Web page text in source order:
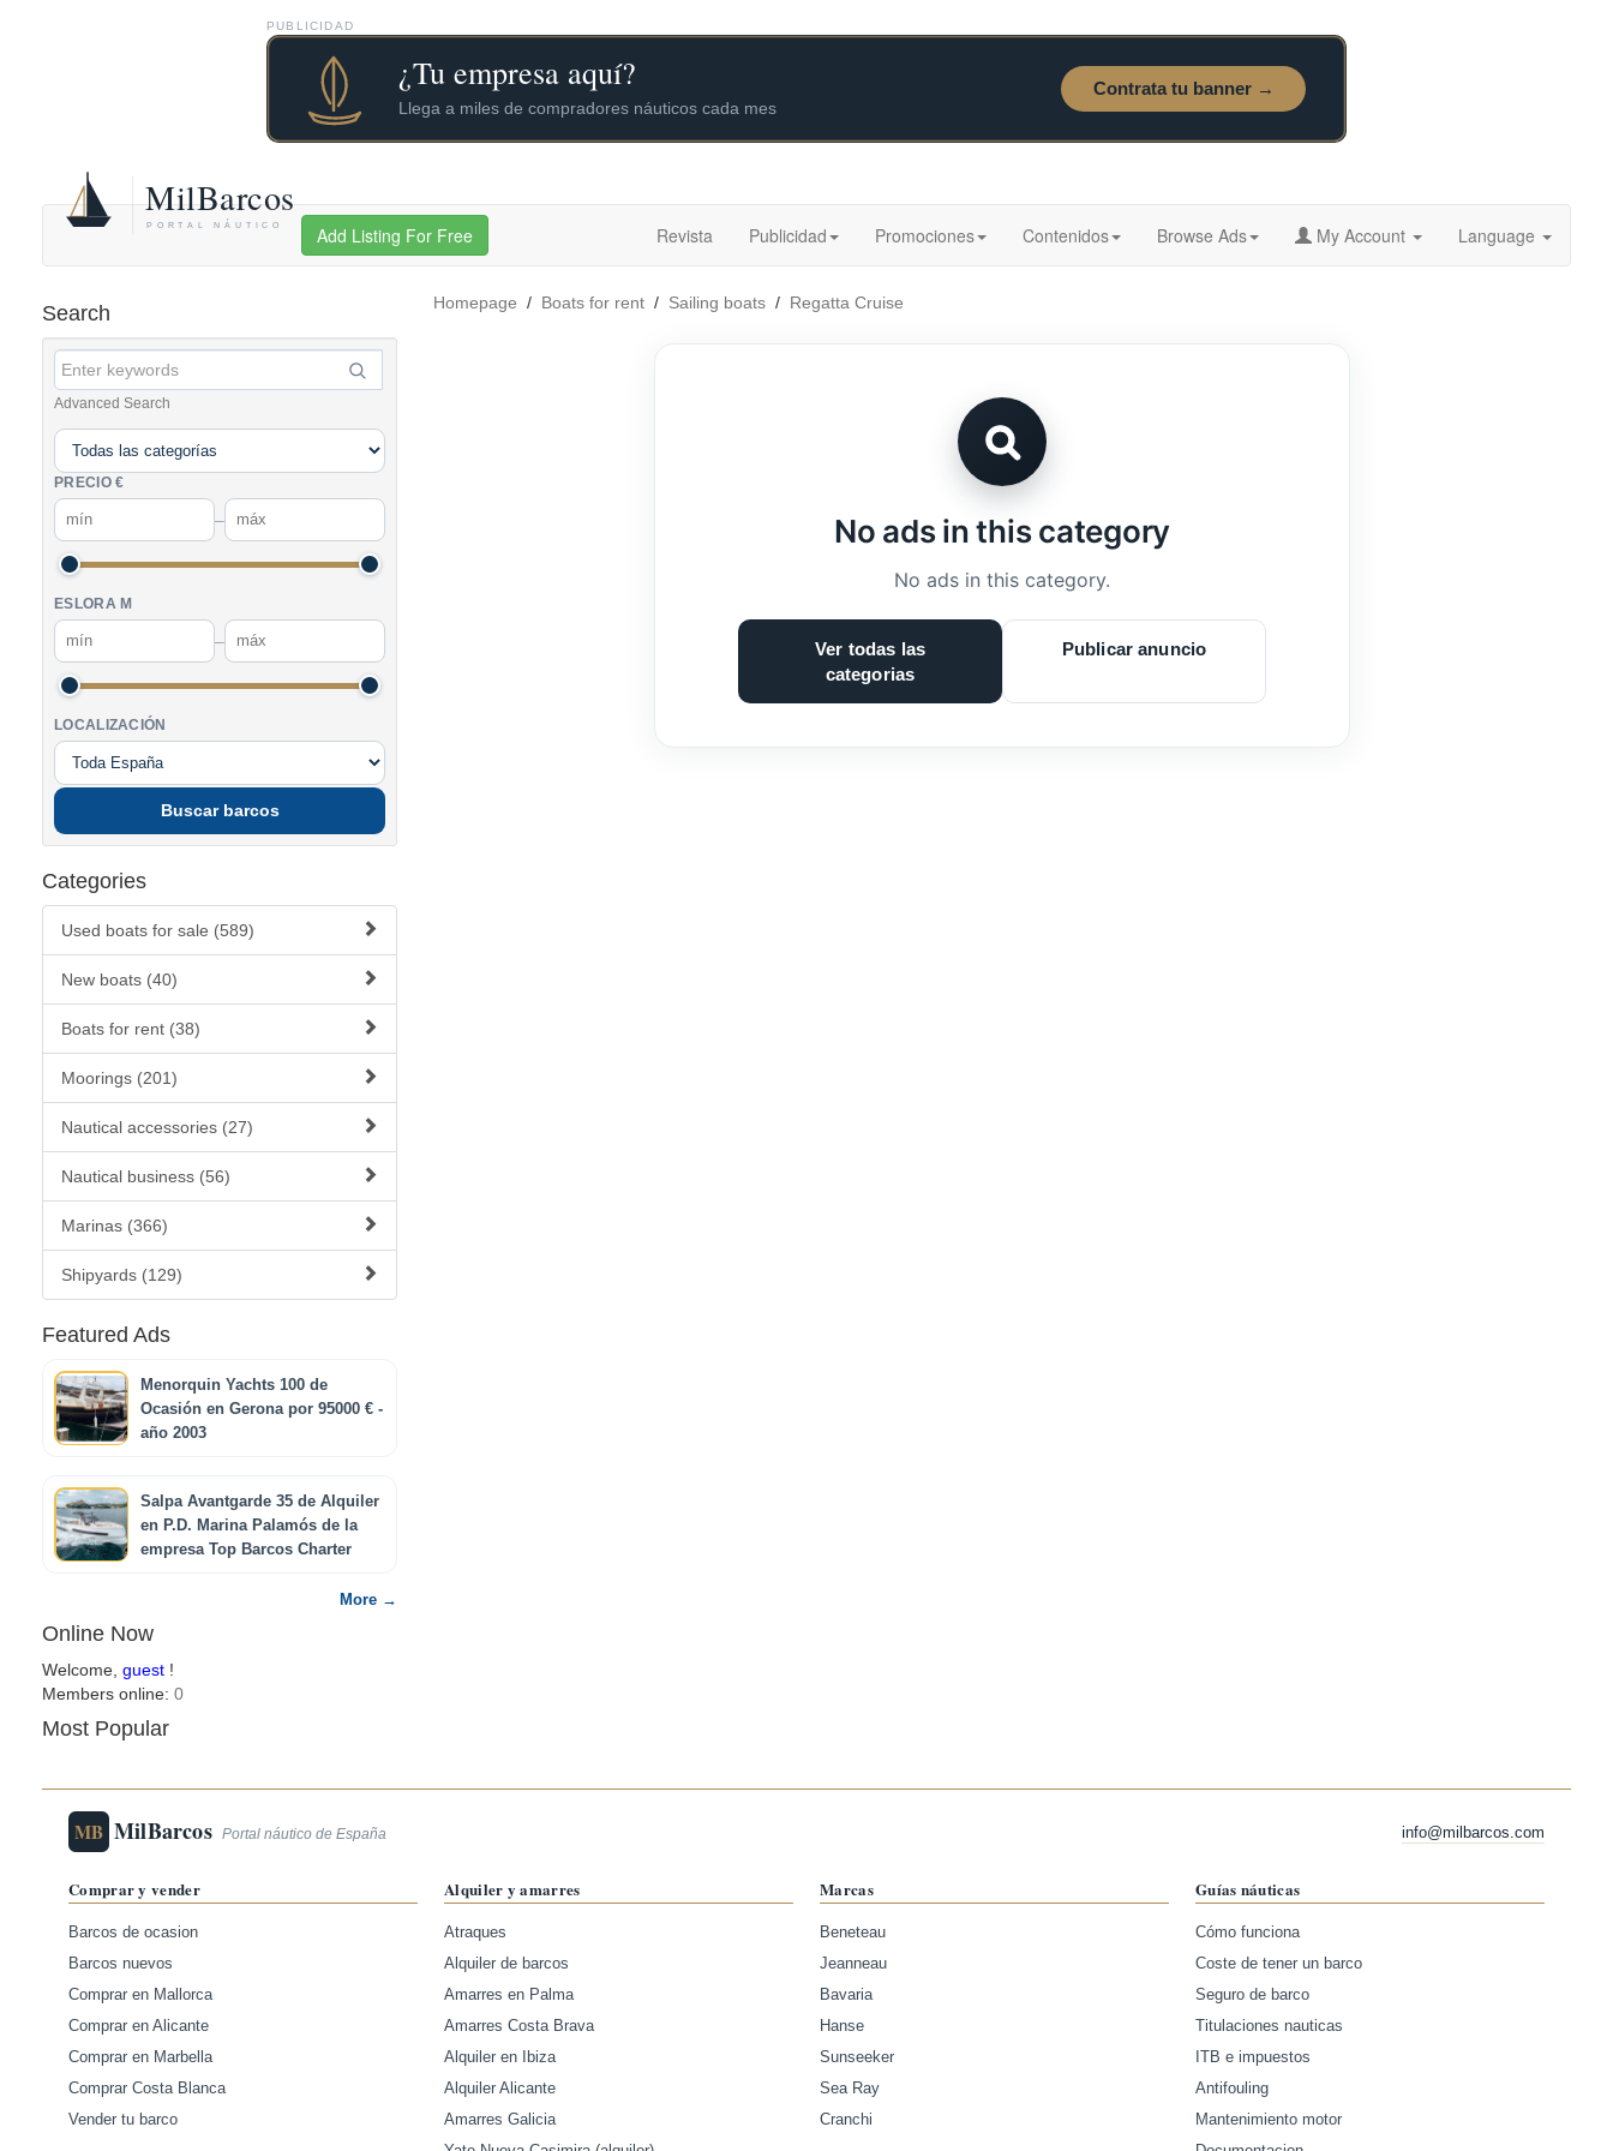
PUBLICIDAD
Add Listing For Free Revista Publicidad Promociones Contenidos Browse Ads My Account Language
Search
Advanced Search
PRECIO €
–
ESLORA M
–
LOCALIZACIÓN
Buscar barcos
Categories
Used boats for sale (589)
New boats (40)
Boats for rent (38)
Moorings (201)
Nautical accessories (27)
Nautical business (56)
Marinas (366)
Shipyards (129)
Featured Ads
Menorquin Yachts 100 de
Ocasión en Gerona por 95000 € -
año 2003
Salpa Avantgarde 35 de Alquiler
en P.D. Marina Palamós de la
empresa Top Barcos Charter
More →
Online Now
Welcome, guest !
Members online: 0
Most Popular
Homepage / Boats for rent / Sailing boats / Regatta Cruise
No ads in this category
No ads in this category.
Ver todas las
categorias
Publicar anuncio
MB MilBarcos Portal náutico de España info@milbarcos.com
Comprar y vender
Barcos de ocasion
Barcos nuevos
Comprar en Mallorca
Comprar en Alicante
Comprar en Marbella
Comprar Costa Blanca
Vender tu barco
Alquiler y amarres
Atraques
Alquiler de barcos
Amarres en Palma
Amarres Costa Brava
Alquiler en Ibiza
Alquiler Alicante
Amarres Galicia
Marcas
Beneteau
Jeanneau
Bavaria
Hanse
Sunseeker
Sea Ray
Cranchi
Guías náuticas
Cómo funciona
Coste de tener un barco
Seguro de barco
Titulaciones nauticas
ITB e impuestos
Antifouling
Mantenimiento motor